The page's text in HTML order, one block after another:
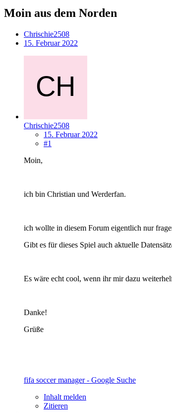
Moin aus dem Norden
Chrischie2508
15. Februar 2022
Chrischie2508
15. Februar 2022
#1
Moin,
ich bin Christian und Werderfan.
ich wollte in diesem Forum eigentlich nur
Gibt es für dieses Spiel auch aktuelle
Es wäre echt cool, wenn ihr mir dazu
Danke!
Grüße
fifa soccer manager - Google Suche
Inhalt melden
Zitieren